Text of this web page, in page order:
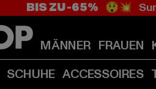
BIS ZU -65% 😲💥
MÄNNER FRAUEN
SCHUHE ACCESSOIRES